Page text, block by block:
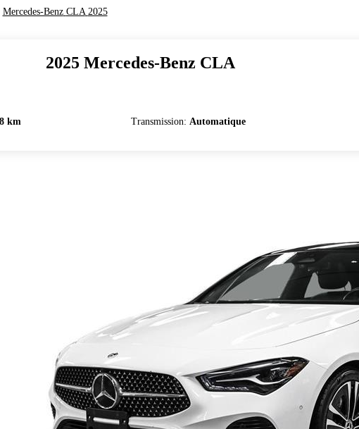
Mercedes-Benz CLA 2025
2025 Mercedes-Benz CLA
km Transmission:Automatique